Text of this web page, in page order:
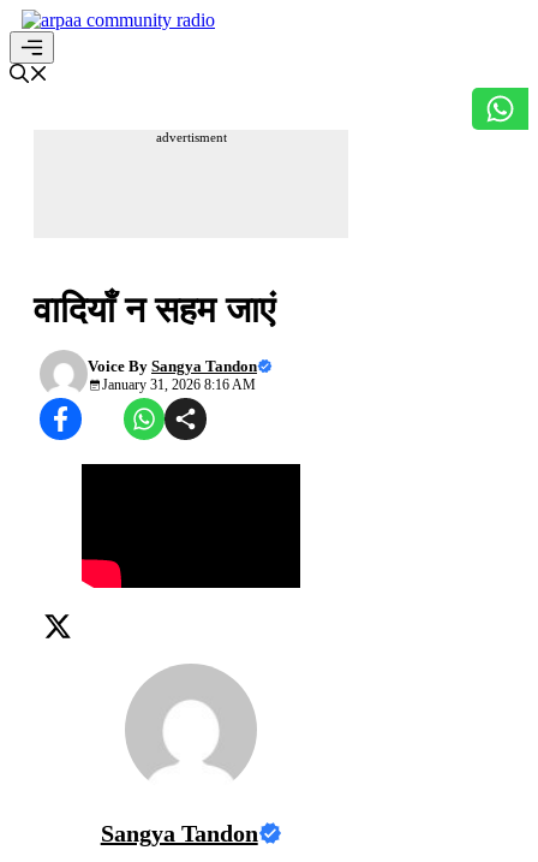
Skip
to
content
Menu
advertisment
वादियाँ न सहम जाएं
Voice By Sangya Tandon
January 31, 2026 8:16 AM
Sangya Tandon